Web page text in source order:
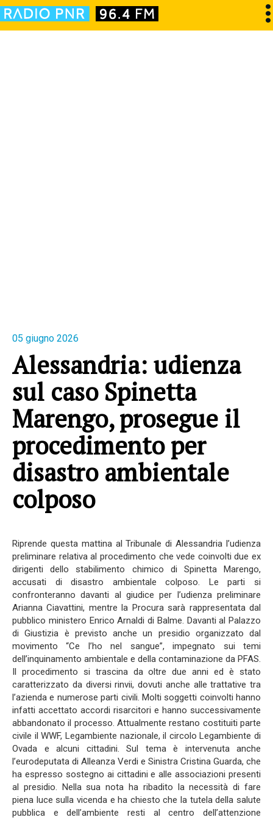
05 giugno 2026
Alessandria: udienza
sul caso Spinetta
Marengo, prosegue il
procedimento per
disastro ambientale
colposo
Riprende questa mattina al Tribunale di Alessandria l’udienza
preliminare relativa al procedimento che vede coinvolti due ex
dirigenti dello stabilimento chimico di Spinetta Marengo,
accusati di disastro ambientale colposo. Le parti si
confronteranno davanti al giudice per l’udienza preliminare
Arianna Ciavattini, mentre la Procura sarà rappresentata dal
pubblico ministero Enrico Arnaldi di Balme. Davanti al Palazzo
di Giustizia è previsto anche un presidio organizzato dal
movimento “Ce l’ho nel sangue”, impegnato sui temi
dell’inquinamento ambientale e della contaminazione da PFAS.
Il procedimento si trascina da oltre due anni ed è stato
caratterizzato da diversi rinvii, dovuti anche alle trattative tra
l’azienda e numerose parti civili. Molti soggetti coinvolti hanno
infatti accettato accordi risarcitori e hanno successivamente
abbandonato il processo. Attualmente restano costituiti parte
civile il WWF, Legambiente nazionale, il circolo Legambiente di
Ovada e alcuni cittadini. Sul tema è intervenuta anche
l’eurodeputata di Alleanza Verdi e Sinistra Cristina Guarda, che
ha espresso sostegno ai cittadini e alle associazioni presenti
al presidio. Nella sua nota ha ribadito la necessità di fare
piena luce sulla vicenda e ha chiesto che la tutela della salute
pubblica e dell’ambiente resti al centro dell’attenzione